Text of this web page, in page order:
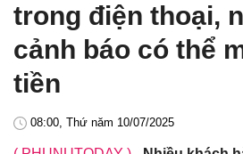
trong điện thoại,
cảnh báo có thể
tiền
08:00, Thứ năm 10/07/2025